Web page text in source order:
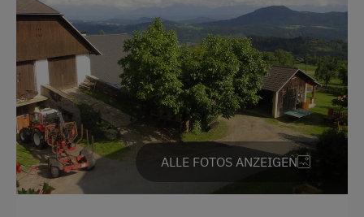
Balkon/Terrasse
Dusche
Fernseher
Garten
Haarföhn
Handtücher
Kinderbett
ALLE FOTOS ANZEIGEN